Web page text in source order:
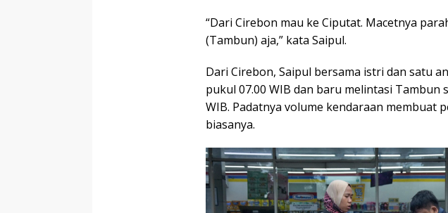
“Dari Cirebon mau ke Ciputat. Macetnya
(Tambun) aja,” kata Saipul.
Dari Cirebon, Saipul bersama istri dan satu
pukul 07.00 WIB dan baru melintasi Tambun
WIB. Padatnya volume kendaraan membuat
biasanya.